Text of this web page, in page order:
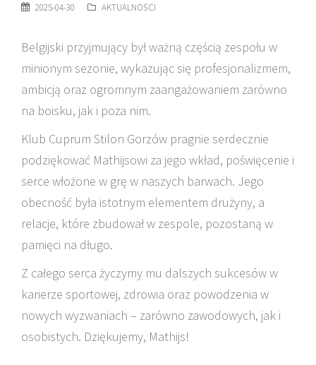
2025-04-30 AKTUALNOŚCI
Belgijski przyjmujący był ważną częścią zespołu w
minionym sezonie, wykazując się profesjonalizmem,
ambicją oraz ogromnym zaangażowaniem zarówno
na boisku, jak i poza nim.
Klub Cuprum Stilon Gorzów pragnie serdecznie
podziękować Mathijsowi za jego wkład, poświęcenie i
serce włożone w grę w naszych barwach. Jego
obecność była istotnym elementem drużyny, a
relacje, które zbudował w zespole, pozostaną w
pamięci na długo.
Z całego serca życzymy mu dalszych sukcesów w
karierze sportowej, zdrowia oraz powodzenia w
nowych wyzwaniach – zarówno zawodowych, jak i
osobistych. Dziękujemy, Mathijs!